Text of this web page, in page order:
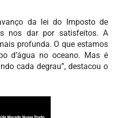
da lei do Imposto de
nos dar por satisfeitos. A
profunda. O que estamos
d’água no oceano. Mas é
cada degrau”, destacou o